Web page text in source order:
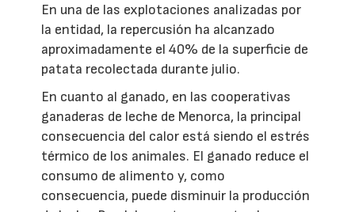
En una de las explotaciones analizadas por
la entidad, la repercusión ha alcanzado
aproximadamente el 40% de la superficie de
patata recolectada durante julio.
En cuanto al ganado, en las cooperativas
ganaderas de leche de Menorca, la principal
consecuencia del calor está siendo el estrés
térmico de los animales. El ganado reduce el
consumo de alimento y, como
consecuencia, puede disminuir la producción